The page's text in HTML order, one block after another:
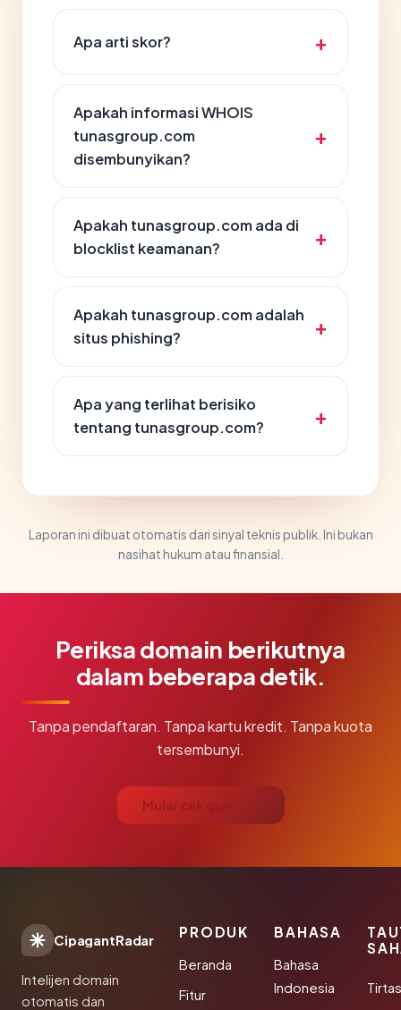
Apa arti skor?
Apakah informasi WHOIS
tunasgroup.com
disembunyikan?
Apakah tunasgroup.com ada di
blocklist keamanan?
Apakah tunasgroup.com adalah
situs phishing?
Apa yang terlihat berisiko
tentang tunasgroup.com?
Laporan ini dibuat otomatis dari sinyal teknis publik. Ini bukan
nasihat hukum atau finansial.
Periksa domain berikutnya
dalam beberapa detik.
Tanpa pendaftaran. Tanpa kartu kredit. Tanpa kuota
tersembunyi.
Mulai cek gratis →
CipagantRadar
Intelijen domain
otomatis dan
PRODUK
Beranda
Fitur
BAHASA
Bahasa
Indonesia